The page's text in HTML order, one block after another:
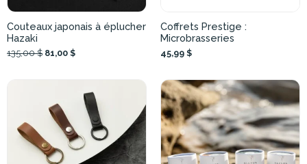
Couteaux japonais à éplucher
Hazaki
135,00 $ 81,00 $
Coffrets Prestige :
Microbrasseries
45,99 $